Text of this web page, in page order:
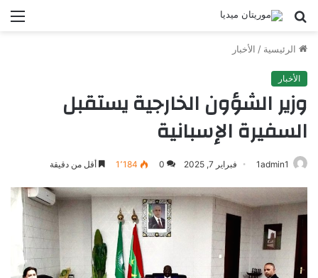
بحث
الرئيسية / الأخبار
الأخبار
وزير الشؤون الخارجية يستقبل
السفيرة الإسبانية
1admin1 فبراير 7, 2025 0 1٬184 أقل من دقيقة